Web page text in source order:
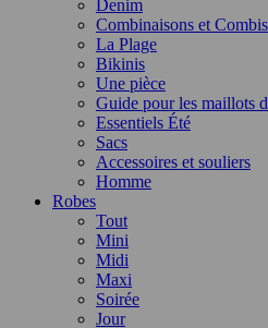
Denim
Combinaisons et
La Plage
Bikinis
Une pièce
Guide pour les maillots
Essentiels Été
Sacs
Accessoires et souliers
Homme
Robes
Tout
Mini
Midi
Maxi
Soirée
Jour